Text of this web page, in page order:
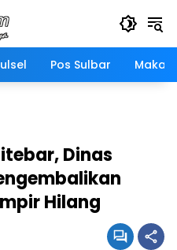
Pos Sulbar
Dinas
Hilang